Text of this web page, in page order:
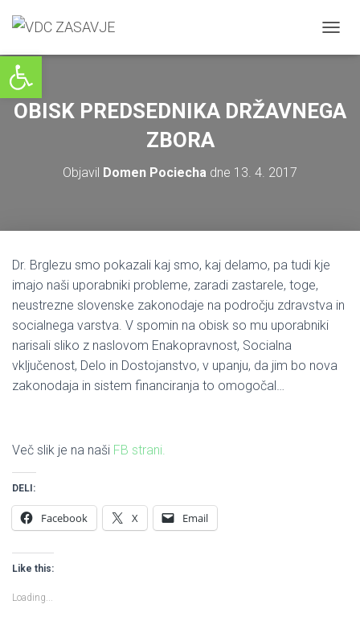
K
I
I
OBISK PREDSEDNIKA DRŽAVNEGA
ZBORA
Objavil Domen Pociecha dne 13. 4. 2017
Dr. Brglezu smo pokazali kaj smo, kaj delamo, pa tudi kje
imajo naši uporabniki probleme, zaradi zastarele, toge,
neustrezne slovenske zakonodaje na področju zdravstva in
socialnega varstva. V spomin na obisk so mu uporabniki
narisali sliko z naslovom Enakopravnost, Socialna
vključenost, Delo in Dostojanstvo, v upanju, da jim bo nova
zakonodaja in sistem financiranja to omogočal…
Več slik je na naši FB strani.
DELI:
Facebook X Email
Like this:
Loading...
Open toolbar